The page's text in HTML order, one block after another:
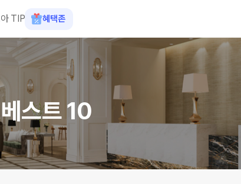
TIP 혜택존
스트 10